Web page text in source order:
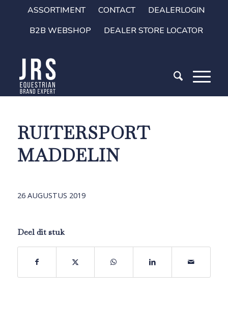
ASSORTIMENT CONTACT
DEALERLOGIN
B2B WEBSHOP
DEALER STORE LOCATOR
RUITERSPORT
MADDELIN
26 AUGUSTUS 2019
Deel dit stuk